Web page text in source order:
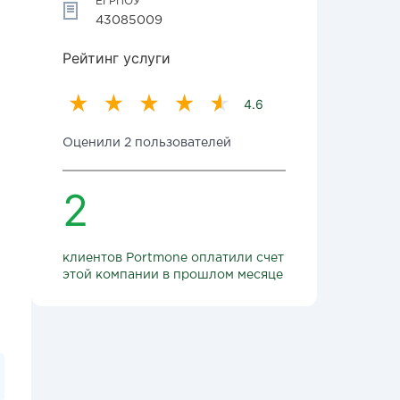
43085009
Рейтинг услуги
4.6
Оценили 2 пользователей
2
клиентов Portmone оплатили счет
этой компании в прошлом месяце